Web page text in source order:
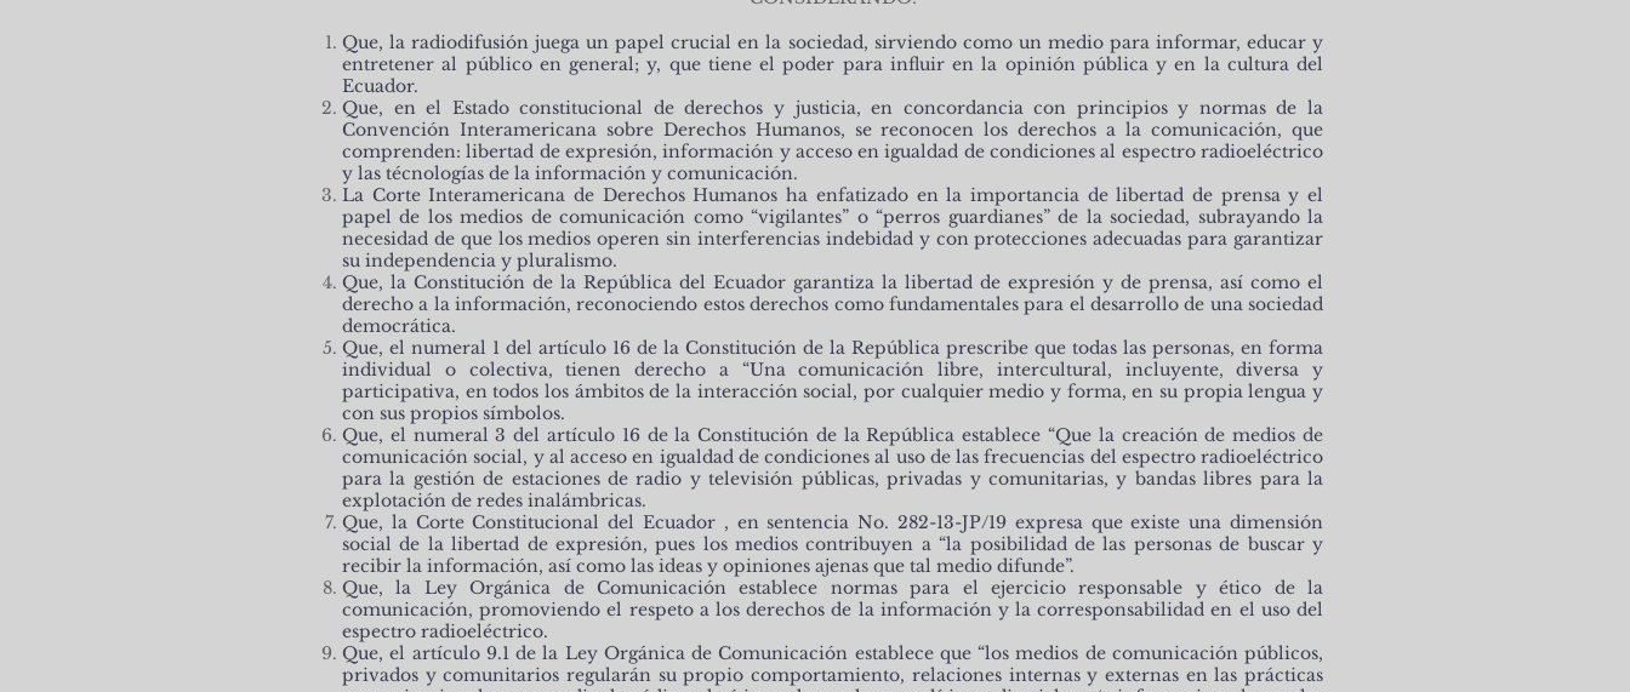
Que, la radiodifusión juega un papel crucial en la sociedad, sirviendo como un medio para informar, educar y
entretener al público en general; y, que tiene el poder para influir en la opinión pública y en la cultura del
Ecuador.
Que, en el Estado constitucional de derechos y justicia, en concordancia con principios y normas de la
Convención Interamericana sobre Derechos Humanos, se reconocen los derechos a la comunicación, que
comprenden: libertad de expresión, información y acceso en igualdad de condiciones al espectro radioeléctrico
y las técnologías de la información y comunicación.
La Corte Interamericana de Derechos Humanos ha enfatizado en la importancia de libertad de prensa y el
papel de los medios de comunicación como “vigilantes” o “perros guardianes” de la sociedad, subrayando la
necesidad de que los medios operen sin interferencias indebidad y con protecciones adecuadas para garantizar
su independencia y pluralismo.
Que, la Constitución de la República del Ecuador garantiza la libertad de expresión y de prensa, así como el
derecho a la información, reconociendo estos derechos como fundamentales para el desarrollo de una sociedad
democrática.
Que, el numeral 1 del artículo 16 de la Constitución de la República prescribe que todas las personas, en forma
individual o colectiva, tienen derecho a “Una comunicación libre, intercultural, incluyente, diversa y
participativa, en todos los ámbitos de la interacción social, por cualquier medio y forma, en su propia lengua y
con sus propios símbolos.
Que, el numeral 3 del artículo 16 de la Constitución de la República establece “Que la creación de medios de
comunicación social, y al acceso en igualdad de condiciones al uso de las frecuencias del espectro radioeléctrico
para la gestión de estaciones de radio y televisión públicas, privadas y comunitarias, y bandas libres para la
explotación de redes inalámbricas.
Que, la Corte Constitucional del Ecuador , en sentencia No. 282-13-JP/19 expresa que existe una dimensión
social de la libertad de expresión, pues los medios contribuyen a “la posibilidad de las personas de buscar y
recibir la información, así como las ideas y opiniones ajenas que tal medio difunde”.
Que, la Ley Orgánica de Comunicación establece normas para el ejercicio responsable y ético de la
comunicación, promoviendo el respeto a los derechos de la información y la corresponsabilidad en el uso del
espectro radioeléctrico.
Que, el artículo 9.1 de la Ley Orgánica de Comunicación establece que “los medios de comunicación públicos,
privados y comunitarios regularán su propio comportamiento, relaciones internas y externas en las prácticas